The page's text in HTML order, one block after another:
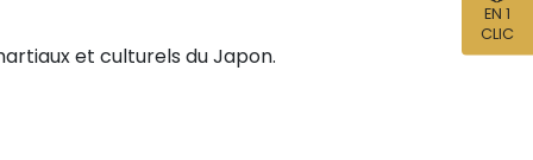
et culturels du Japon.
EN 1
CLIC